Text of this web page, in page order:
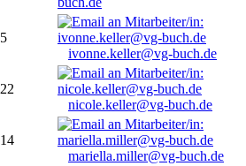
5
ivonne.keller@vg-buch.de
22
nicole.keller@vg-buch.de
14
mariella.miller@vg-buch.de